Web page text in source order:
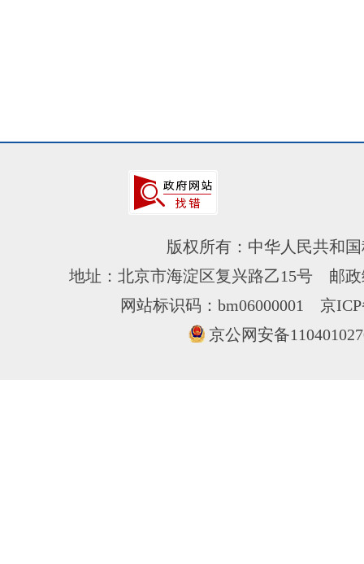
版权所有：中华人民共和
地址：北京市海淀区复兴路乙15号 邮
网站标识码：bm06000001 京
京公网安备